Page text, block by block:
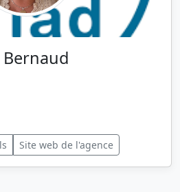
Site web de l'agence